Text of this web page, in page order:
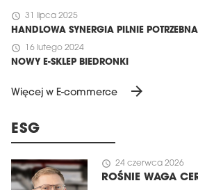
schedule 31 lipca 2025
HANDLOWA SYNERGIA PILNIE POTRZEBNA
schedule 16 lutego 2024
NOWY E-SKLEP BIEDRONKI
Więcej w E-commerce arrow_forward
ESG
schedule 24 czerwca 2026
ROŚNIE WAGA